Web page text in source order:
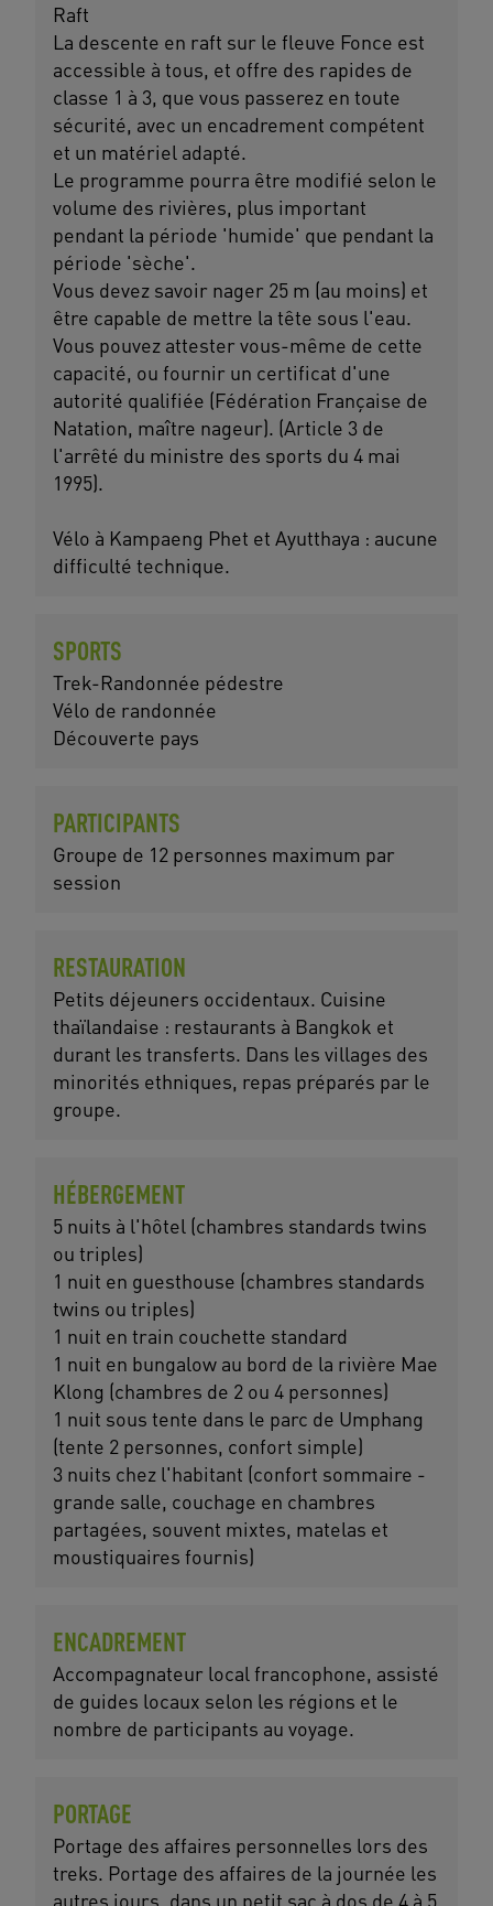
Raft
La descente en raft sur le fleuve Fonce est
accessible à tous, et offre des rapides de
classe 1 à 3, que vous passerez en toute
sécurité, avec un encadrement compétent
et un matériel adapté.
Le programme pourra être modifié selon le
volume des rivières, plus important
pendant la période 'humide' que pendant la
période 'sèche'.
Vous devez savoir nager 25 m (au moins) et
être capable de mettre la tête sous l'eau.
Vous pouvez attester vous-même de cette
capacité, ou fournir un certificat d'une
autorité qualifiée (Fédération Française de
Natation, maître nageur). (Article 3 de
l'arrêté du ministre des sports du 4 mai
1995).
Vélo à Kampaeng Phet et Ayutthaya : aucune
difficulté technique.
SPORTS
Trek-Randonnée pédestre
Vélo de randonnée
Découverte pays
PARTICIPANTS
Groupe de 12 personnes maximum par
session
RESTAURATION
Petits déjeuners occidentaux. Cuisine
thaïlandaise : restaurants à Bangkok et
durant les transferts. Dans les villages des
minorités ethniques, repas préparés par le
groupe.
HÉBERGEMENT
5 nuits à l'hôtel (chambres standards twins
ou triples)
1 nuit en guesthouse (chambres standards
twins ou triples)
1 nuit en train couchette standard
1 nuit en bungalow au bord de la rivière Mae
Klong (chambres de 2 ou 4 personnes)
1 nuit sous tente dans le parc de Umphang
(tente 2 personnes, confort simple)
3 nuits chez l'habitant (confort sommaire -
grande salle, couchage en chambres
partagées, souvent mixtes, matelas et
moustiquaires fournis)
ENCADREMENT
Accompagnateur local francophone, assisté
de guides locaux selon les régions et le
nombre de participants au voyage.
PORTAGE
Portage des affaires personnelles lors des
treks. Portage des affaires de la journée les
autres jours, dans un petit sac à dos de 4 à 5